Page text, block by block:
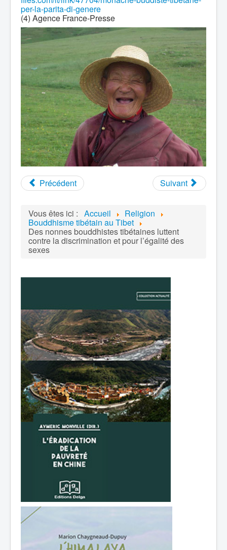
per-la-parita-di-genere
(4) Agence France-Presse
Précédent Suivant
Vous êtes ici : Accueil Religion
Bouddhisme tibétain au Tibet
Des nonnes bouddhistes tibétaines luttent
contre la discrimination et pour l’égalité des
sexes